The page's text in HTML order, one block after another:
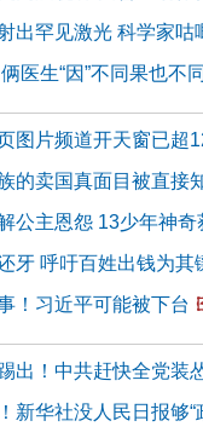
出罕见激光 科学家咕
医生“因”不同果也不同
图片频道开天窗已超
的卖国真面目被直接
公主恩怨 13少年神奇
牙 呼吁百姓出钱为其
！习近平可能被下台
出！中共赶快全党装
新华社没人民日报够“